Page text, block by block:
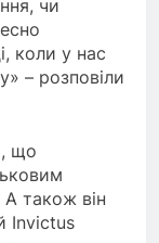
чи
коли у нас
– розповіли
що
також він
Invictus